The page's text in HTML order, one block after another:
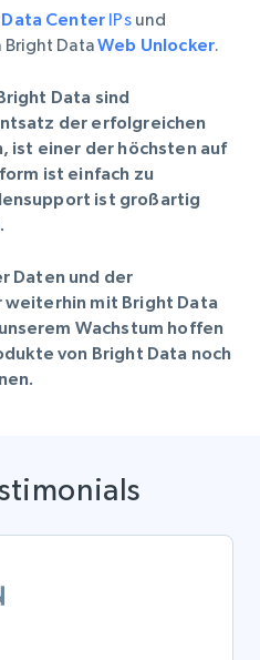
Data Center IPsund
Bright DataWeb Unlocker.
Data sind
der erfolgreichen
ist einer der höchsten auf
ist einfach zu
ist großartig
Daten und der
mit Bright Data
Wachstum hoffen
von Bright Data noch